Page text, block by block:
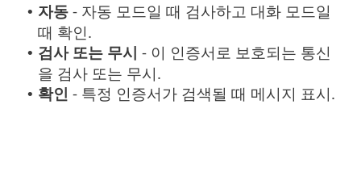
• 자동 - 자동 모드일 때 검사하고 대화 모드일
때 확인.
• 검사 또는 무시 - 이 인증서로 보호되는 통신
을 검사 또는 무시.
• 확인 - 특정 인증서가 검색될 때 메시지 표시.